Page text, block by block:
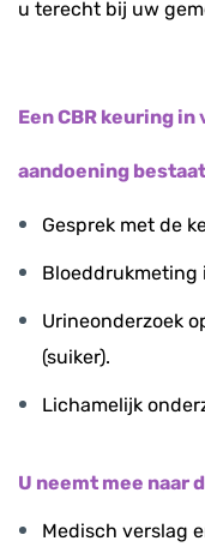
u terecht bij uw
Een CBR keuring
aandoening
Gesprek met de
Bloeddrukmeting
Urineonderzoek
(suiker).
Lichamelijk
U neemt mee naar
Medisch verslag